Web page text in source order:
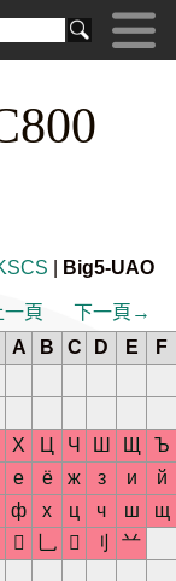
Big5-UAO
頁
下一頁→
A B C D E
F
Х Ц Ч Ш Щ
Ъ
е ё ж з и
й
ф х ц ч ш
щ
 乚  刂
䒑